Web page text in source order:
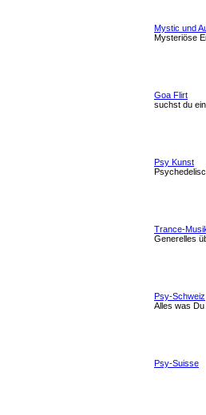
Mystic und
Mysteriöse
Goa Flirt
suchst du
Psy Kunst
Trance-
Generelles
Psy-Schweiz
Alles was
Psy-Suisse